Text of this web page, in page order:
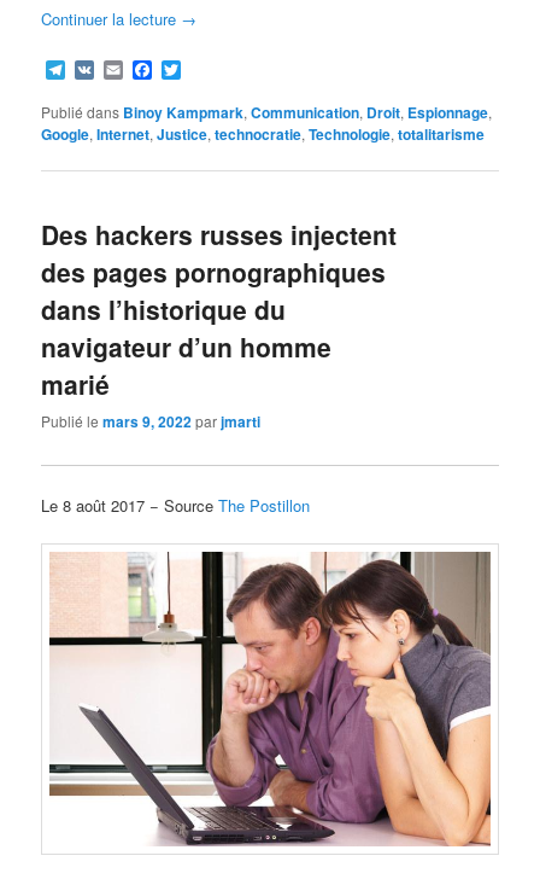
Continuer la lecture →
Telegram
VK EmailFacebook
Publié dans Binoy Kampmark,Communication, Droit, Espionnage,
Google,Internet,Justice,technocratie,Technologie,totalitarisme
Des hackers russes injectent
des pages pornographiques
dans l’historique du
navigateur d’un homme
marié
Publié lemars 9, 2022parjmarti
Le 8 août 2017 − SourceThe Postillon